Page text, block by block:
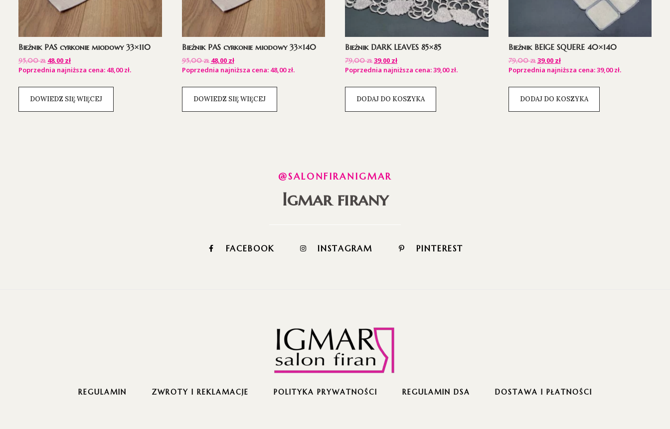
Bieżnik PAS cyrkonie miodowy 33×110
95,00zł 48,00 zł
Poprzednia najniższa cena: 48,00zł.
DOWIEDZ SIĘ WIĘCEJ
Bieżnik PAS cyrkonie miodowy 33×140
95,00zł 48,00 zł
Poprzednia najniższa cena: 48,00zł.
DOWIEDZ SIĘ WIĘCEJ
Bieżnik DARK LEAVES 85×85
79,00zł39,00 zł
Poprzednia najniższa cena:39,00zł.
DODAJ DO KOSZYKA
Bieżnik BEIGE SQUERE 40×140
79,00zł 39,00 zł
Poprzednia najniższa cena:39,00zł.
DODAJ DO KOSZYKA
@SALONFIRANIGMAR
Igmar firany
FACEBOOK INSTAGRAM PINTEREST
REGULAMIN ZWROTY I REKLAMACJE POLITYKA PRYWATNOŚCI REGULAMIN DSA DOSTAWA I PŁATNOŚCI